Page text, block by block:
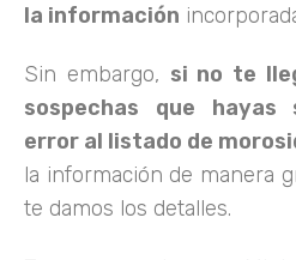
la información
Sin embargo, si no te
sospechas que hayas
error al listado de
la información de manera
te damos los detalles.